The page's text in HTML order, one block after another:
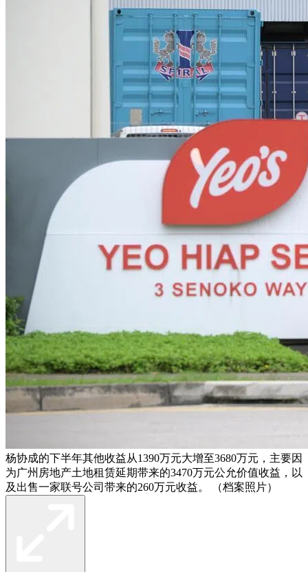
杨协成的下半年其他收益从1390万元大增至3680万元，主要因
为广州房地产土地租赁延期带来的3470万元公允价值收益，以
及出售一家联号公司带来的260万元收益。 （档案照片）